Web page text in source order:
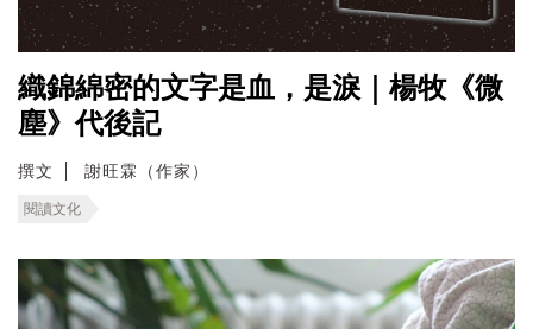
織錦綿密的文字是血，是淚｜楊牧《微
塵》代後記
撰文 謝旺霖（作家）
閱讀文化